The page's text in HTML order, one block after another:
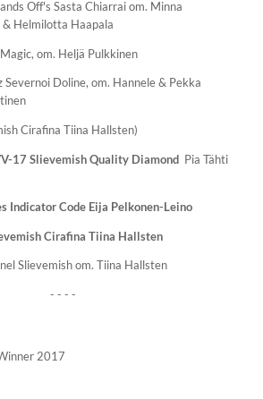
Off's Sasta Chiarrai om. Minna
Helmilotta Haapala
om. Heljä Pulkkinen
Severnoi Doline, om. Hannele & Pekka
Cirafina Tiina Hallsten)
17 Slievemish Quality DiamondPia Tähti
Indicator Code Eija Pelkonen-Leino
Cirafina Tiina Hallsten
Slievemish om. Tiina Hallsten
- - - -
2017